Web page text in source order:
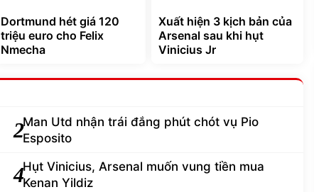
Dortmund hét giá 120
triệu euro cho Felix
Nmecha
Xuất hiện 3 kịch bản của
Arsenal sau khi hụt
Vinicius Jr
2Man Utd nhận trái đắng phút chót vụ Pio
Esposito
4Hụt Vinicius, Arsenal muốn vung tiền mua
Kenan Yildiz